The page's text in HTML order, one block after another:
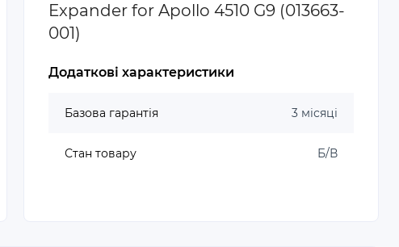
Expander for Apollo 4510 G9 (013663-
001)
Додаткові характеристики
Базова гарантія 3 місяці
Стан товару Б/В